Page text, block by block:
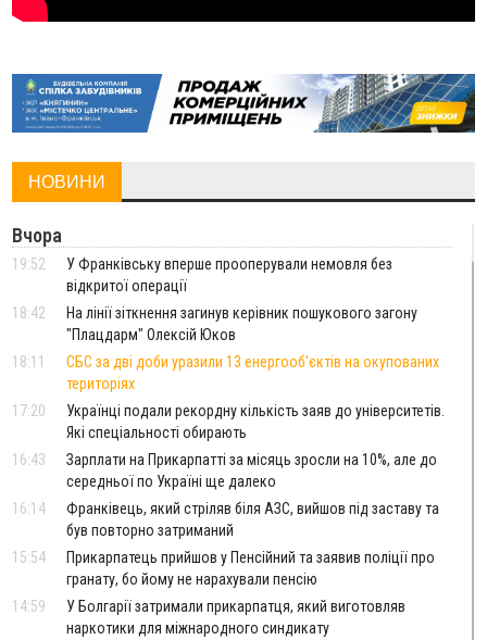
НОВИНИ
Вчора
19:52
У Франківську вперше прооперували немовля без
відкритої операції
18:42
На лінії зіткнення загинув керівник пошукового загону
"Плацдарм" Олексій Юков
18:11
СБС за дві доби уразили 13 енергооб'єктів на окупованих
територіях
17:20
Українці подали рекордну кількість заяв до університетів.
Які спеціальності обирають
16:43
Зарплати на Прикарпатті за місяць зросли на 10%, але до
середньої по Україні ще далеко
16:14
Франківець, який стріляв біля АЗС, вийшов під заставу та
був повторно затриманий
15:54
Прикарпатець прийшов у Пенсійний та заявив поліції про
гранату, бо йому не нарахували пенсію
14:59
У Болгарії затримали прикарпатця, який виготовляв
наркотики для міжнародного синдикату